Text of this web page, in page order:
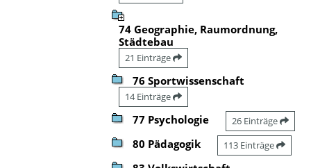
74 Geographie, Raumordnung,
Städtebau
21 Einträge
76 Sportwissenschaft
14 Einträge
77 Psychologie 26 Einträge
80 Pädagogik 113 Einträge